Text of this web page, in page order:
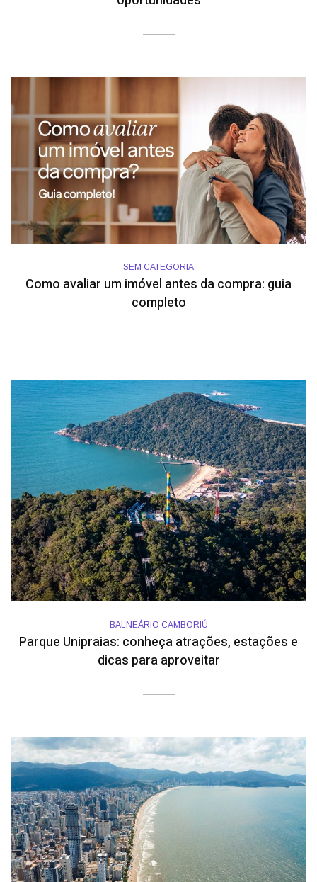
SEM CATEGORIA
Como avaliar um imóvel antes da compra: guia
completo
BALNEÁRIO CAMBORIÚ
Parque Unipraias: conheça atrações, estações e
dicas para aproveitar